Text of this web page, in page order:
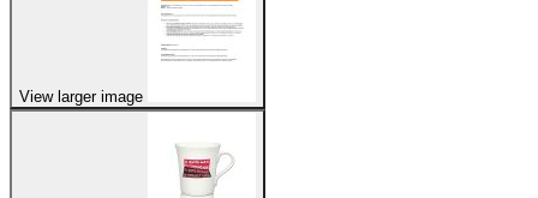
View larger image